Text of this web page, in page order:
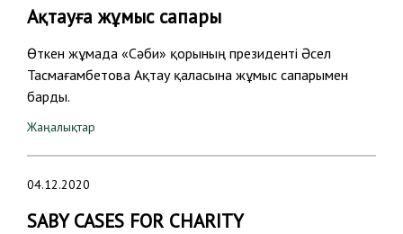
Ақтауға жұмыс сапары
Өткен жұмада «Сәби» қорының президенті Әсел
Тасмағамбетова Ақтау қаласына жұмыс сапарымен
барды.
Жаңалықтар
04.12.2020
SABY CASES FOR CHARITY